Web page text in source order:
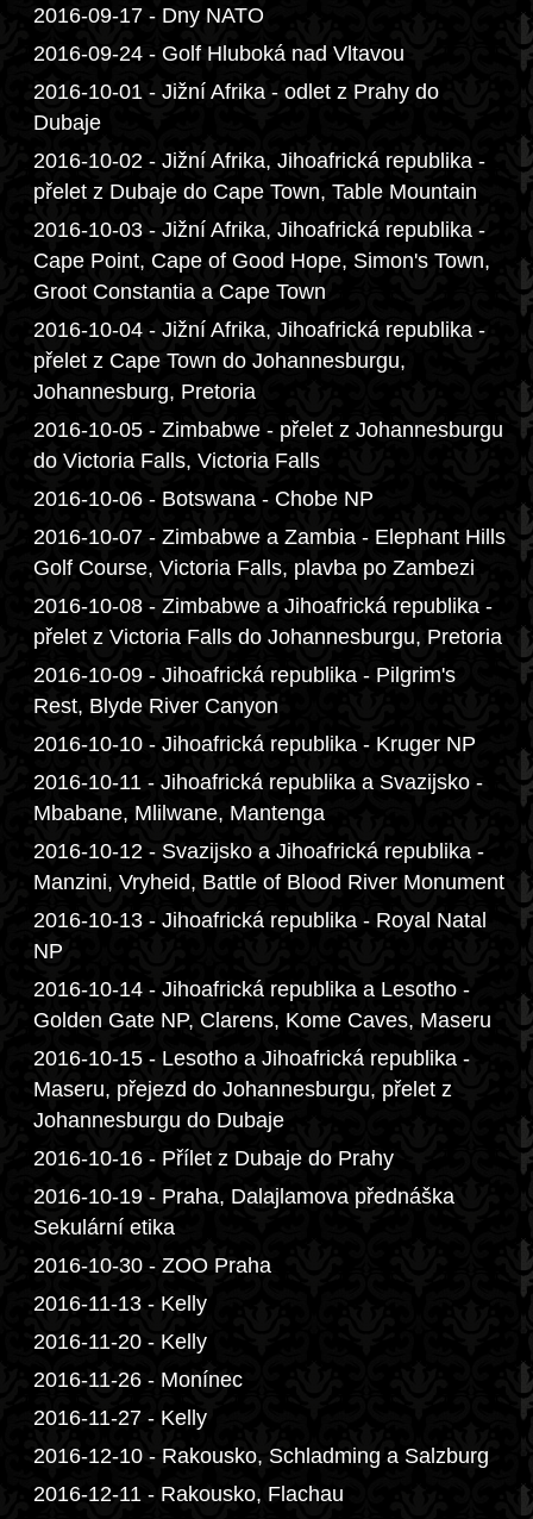
2016-09-17 - Dny NATO
2016-09-24 - Golf Hluboká nad Vltavou
2016-10-01 - Jižní Afrika - odlet z Prahy do
Dubaje
2016-10-02 - Jižní Afrika, Jihoafrická republika -
přelet z Dubaje do Cape Town, Table Mountain
2016-10-03 - Jižní Afrika, Jihoafrická republika -
Cape Point, Cape of Good Hope, Simon's Town,
Groot Constantia a Cape Town
2016-10-04 - Jižní Afrika, Jihoafrická republika -
přelet z Cape Town do Johannesburgu,
Johannesburg, Pretoria
2016-10-05 - Zimbabwe - přelet z Johannesburgu
do Victoria Falls, Victoria Falls
2016-10-06 - Botswana - Chobe NP
2016-10-07 - Zimbabwe a Zambia - Elephant Hills
Golf Course, Victoria Falls, plavba po Zambezi
2016-10-08 - Zimbabwe a Jihoafrická republika -
přelet z Victoria Falls do Johannesburgu, Pretoria
2016-10-09 - Jihoafrická republika - Pilgrim's
Rest, Blyde River Canyon
2016-10-10 - Jihoafrická republika - Kruger NP
2016-10-11 - Jihoafrická republika a Svazijsko -
Mbabane, Mlilwane, Mantenga
2016-10-12 - Svazijsko a Jihoafrická republika -
Manzini, Vryheid, Battle of Blood River Monument
2016-10-13 - Jihoafrická republika - Royal Natal
NP
2016-10-14 - Jihoafrická republika a Lesotho -
Golden Gate NP, Clarens, Kome Caves, Maseru
2016-10-15 - Lesotho a Jihoafrická republika -
Maseru, přejezd do Johannesburgu, přelet z
Johannesburgu do Dubaje
2016-10-16 - Přílet z Dubaje do Prahy
2016-10-19 - Praha, Dalajlamova přednáška
Sekulární etika
2016-10-30 - ZOO Praha
2016-11-13 - Kelly
2016-11-20 - Kelly
2016-11-26 - Monínec
2016-11-27 - Kelly
2016-12-10 - Rakousko, Schladming a Salzburg
2016-12-11 - Rakousko, Flachau